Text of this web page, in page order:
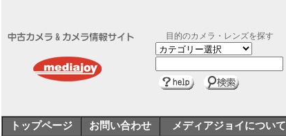
目的のカメラ・レンズを探す
トップページ お問い合わせ メディアジョイについて